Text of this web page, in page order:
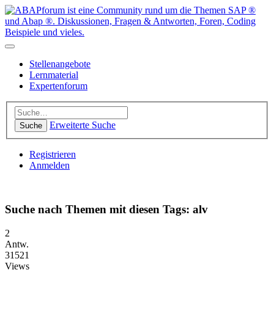
Stellenangebote
Lernmaterial
Expertenforum
Suche Erweiterte Suche
Registrieren
Anmelden
Suche nach Themen mit diesen Tags: alv
2
Antw.
31521
Views